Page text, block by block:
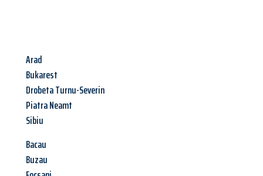
Arad
Bukarest
Drobeta Turnu-Severin
Piatra Neamt
Sibiu
Bacau
Buzau